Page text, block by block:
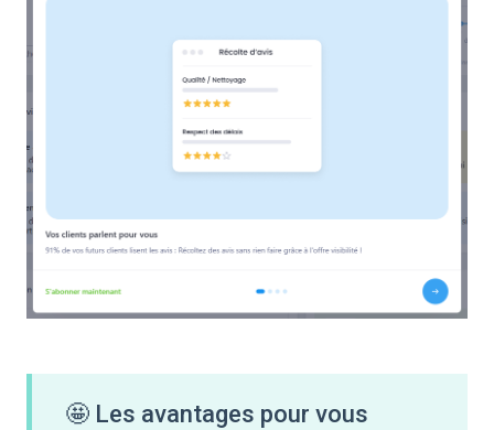
🤩 Les avantages pour vous